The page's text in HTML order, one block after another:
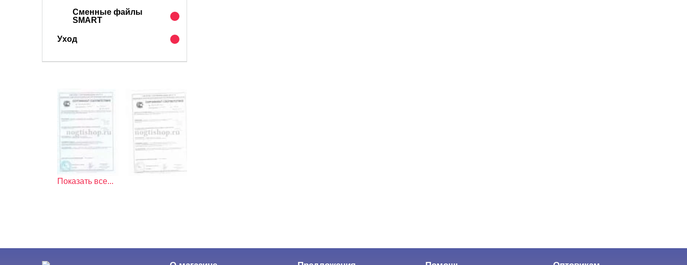
Сменные файлы
SMART
Уход
Показать все...